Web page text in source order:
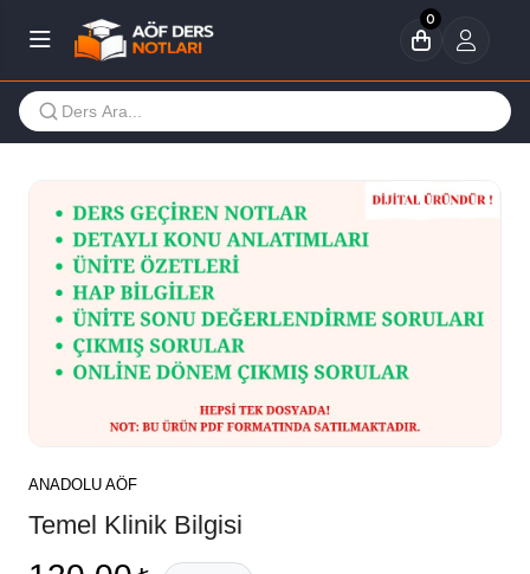
0
ANADOLU AÖF
Temel Klinik Bilgisi